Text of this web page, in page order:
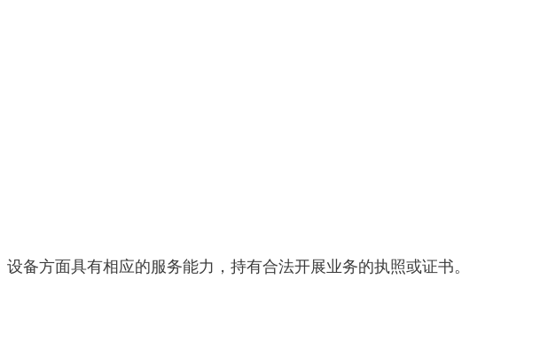
备方面具有相应的服务能力，持有合法开展业务的执照或证书。